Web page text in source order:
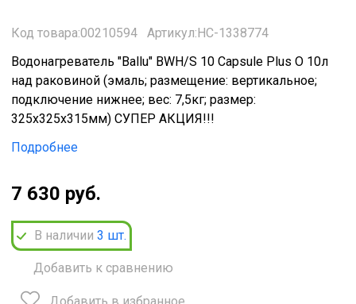
Код товара:00210594
Артикул:НС-1338774
Водонагреватель "Ballu" BWH/S 10 Capsule Plus O 10л
над раковиной (эмаль; размещение: вертикальное;
подключение нижнее; вес: 7,5кг; размер:
325x325x315мм) СУПЕР АКЦИЯ!!!
Подробнее
7 630 руб.
В наличии 3 шт.
Добавить к сравнению